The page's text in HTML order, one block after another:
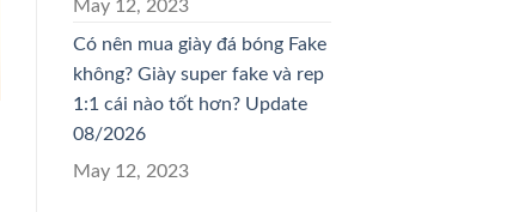
May 12, 2023
Có nên mua giày đá bóng Fake
không? Giày super fake và rep
1:1 cái nào tốt hơn? Update
08/2026
May 12, 2023